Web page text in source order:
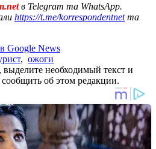
в Telegram та WhatsApp.
https://t.me/korrespondentnetта
Google News
, ожоги
необходимый текст и
об этом редакции.